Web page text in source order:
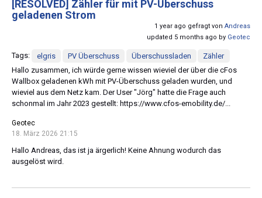
[RESOLVED] Zähler für mit PV-Überschuss
geladenen Strom
1 year ago gefragt von Andreas
updated 5 months ago by Geotec
Tags: elgris PV Überschuss Überschussladen
Zähler
Hallo zusammen, ich würde gerne wissen wieviel der über die cFos
Wallbox geladenen kWh mit PV-Überschuss geladen wurden, und
wieviel aus dem Netz kam. Der User "Jörg" hatte die Frage auch
schonmal im Jahr 2023 gestellt: https://www.cfos-emobility.de/...
Geotec
18. März 2026 21:15
Hallo Andreas, das ist ja ärgerlich! Keine Ahnung wodurch das
ausgelöst wird.